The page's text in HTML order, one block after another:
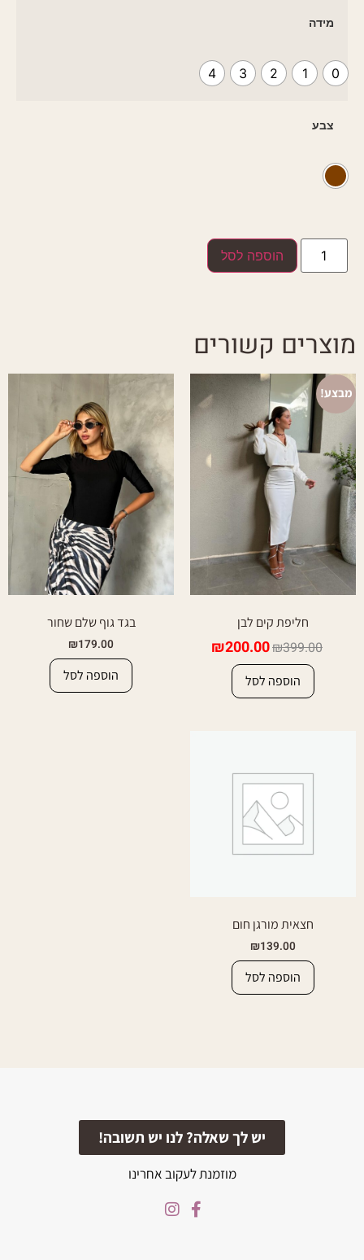
מידה
0
1
2
3
4
צבע
הוספה לסל
מוצרים קשורים
מבצע!
חליפת קים לבן
₪399.00
₪200.00
הוספה לסל
בגד גוף שלם שחור
₪179.00
הוספה לסל
חצאית מורגן חום
₪139.00
הוספה לסל
יש לך שאלה? לנו יש תשובה!
מוזמנת לעקוב אחרינו